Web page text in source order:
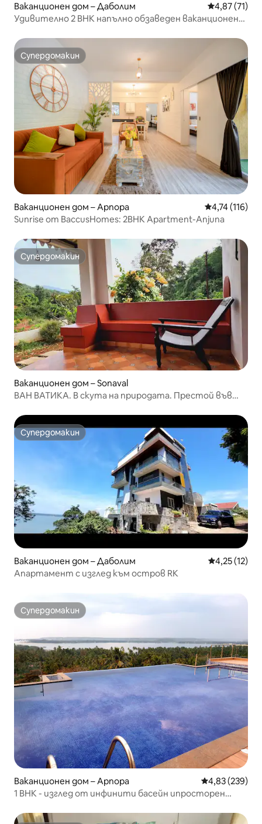
Ваканционен дом – Даболим Средна
4,87 (71)
Удивително 2 BHK напълно обзаведен ваканционен
Супердомакин
Супердомакин
Ваканционен дом – Арпора Средна
4,74 (116)
Sunrise от BaccusHomes: 2BHK Apartment-Anjuna
Супердомакин
Супердомакин
Ваканционен дом – Sonaval
ВАН ВАТИКА. В скута на природата. Престой във
Супердомакин
Супердомакин
Ваканционен дом – Даболим Средна
4,25 (12)
Апартамент с изглед към остров RK
Супердомакин
Супердомакин
Ваканционен дом – Арпора Средна
4,83 (239)
1 BHK - изглед от инфинити басейн ипросторен